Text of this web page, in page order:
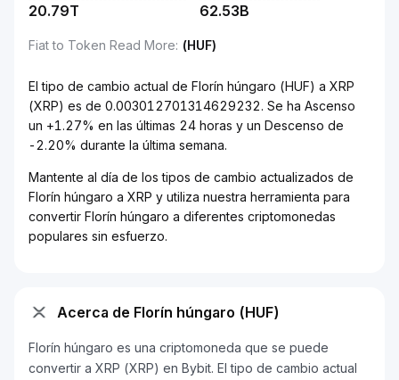
20.79T 62.53B
Fiat to Token Read More: (HUF)
El tipo de cambio actual de Florín húngaro (HUF) a XRP
(XRP) es de 0.003012701314629232. Se ha Ascenso
un +1.27% en las últimas 24 horas y un Descenso de
-2.20% durante la última semana.
Mantente al día de los tipos de cambio actualizados de
Florín húngaro a XRP y utiliza nuestra herramienta para
convertir Florín húngaro a diferentes criptomonedas
populares sin esfuerzo.
Acerca de Florín húngaro (HUF)
Florín húngaro es una criptomoneda que se puede
convertir a XRP (XRP) en Bybit. El tipo de cambio actual